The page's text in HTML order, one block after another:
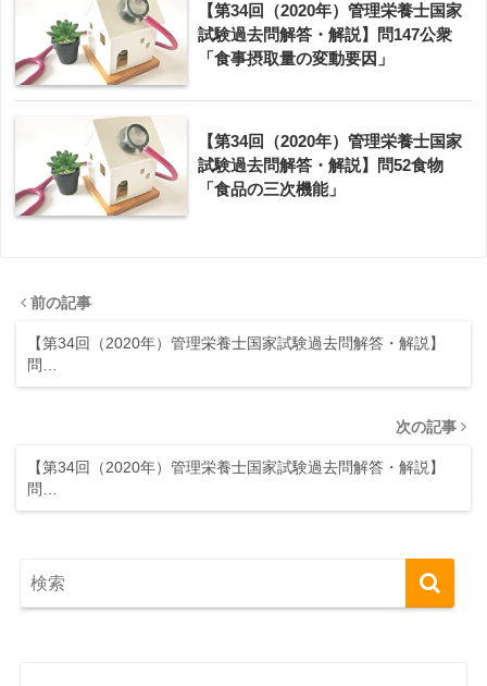
【第34回（2020年）管理栄養士国家
試験過去問解答・解説】問147公衆
「食事摂取量の変動要因」
【第34回（2020年）管理栄養士国家
試験過去問解答・解説】問52食物
「食品の三次機能」
前の記事
【第34回（2020年）管理栄養士国家試験過去問解答・解説】
問…
次の記事
【第34回（2020年）管理栄養士国家試験過去問解答・解説】
問…